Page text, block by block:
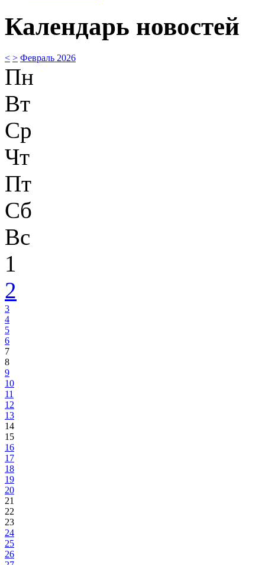
Календарь новостей
< > Февраль 2026
Пн
Вт
Ср
Чт
Пт
Сб
Вс
1
2
3
4
5
6
7
8
9
10
11
12
13
14
15
16
17
18
19
20
21
22
23
24
25
26